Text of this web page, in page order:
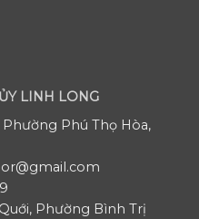
LINH LONG
Phường Phú Thọ Hòa,
Phường Bình Trị